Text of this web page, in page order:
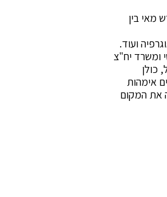
מאי בין
ועוד.
ומשרד יח"צ
כולן
להעצים אימהות
את המקום